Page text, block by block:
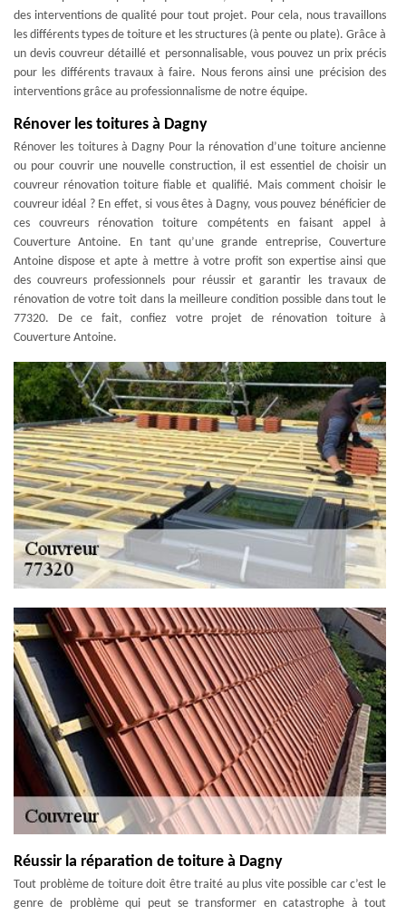
des interventions de qualité pour tout projet. Pour cela, nous travaillons
les différents types de toiture et les structures (à pente ou plate). Grâce à
un devis couvreur détaillé et personnalisable, vous pouvez un prix précis
pour les différents travaux à faire. Nous ferons ainsi une précision des
interventions grâce au professionnalisme de notre équipe.
Rénover les toitures à Dagny
Rénover les toitures à Dagny Pour la rénovation d’une toiture ancienne
ou pour couvrir une nouvelle construction, il est essentiel de choisir un
couvreur rénovation toiture fiable et qualifié. Mais comment choisir le
couvreur idéal ? En effet, si vous êtes à Dagny, vous pouvez bénéficier de
ces couvreurs rénovation toiture compétents en faisant appel à
Couverture Antoine. En tant qu’une grande entreprise, Couverture
Antoine dispose et apte à mettre à votre profit son expertise ainsi que
des couvreurs professionnels pour réussir et garantir les travaux de
rénovation de votre toit dans la meilleure condition possible dans tout le
77320. De ce fait, confiez votre projet de rénovation toiture à
Couverture Antoine.
Réussir la réparation de toiture à Dagny
Tout problème de toiture doit être traité au plus vite possible car c’est le
genre de problème qui peut se transformer en catastrophe à tout